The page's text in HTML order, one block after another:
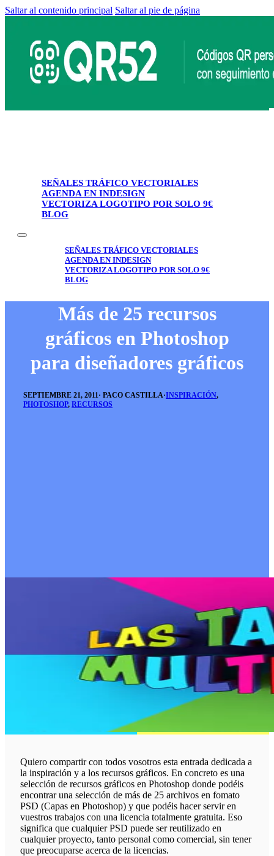
Saltar al contenido principal Saltar al pie de página
SEÑALES TRÁFICO VECTORIALES
AGENDA EN INDESIGN
VECTORIZA LOGOTIPO POR SOLO 9€
BLOG
SEÑALES TRÁFICO VECTORIALES
AGENDA EN INDESIGN
VECTORIZA LOGOTIPO POR SOLO 9€
BLOG
Más de 25 recursos
gráficos en Photoshop
para diseñadores gráficos
SEPTIEMBRE 21, 2011· PACO CASTILLA·INSPIRACIÓN,
PHOTOSHOP, RECURSOS
Quiero compartir con todos vosotros esta entrada dedicada a
la inspiración y a los recursos gráficos. En concreto es una
selección de recursos gráficos en Photoshop donde podéis
encontrar una selección de más de 25 archivos en fomato
PSD (Capas en Photoshop) y que podéis hacer servir en
vuestros trabajos con una licencia totalmente gratuita. Eso
significa que cualquier PSD puede ser reutilizado en
cualquier proyecto, tanto personal como comercial, sin tener
que preocuparse acerca de la licencias.